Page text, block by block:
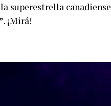
superestrella canadiense
. ¡Mirá!